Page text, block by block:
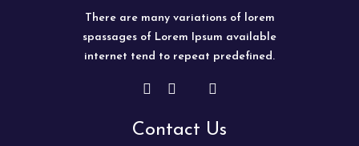
There are many variations of lorem
spassages of Lorem Ipsum available
internet tend to repeat predefined.
Contact Us